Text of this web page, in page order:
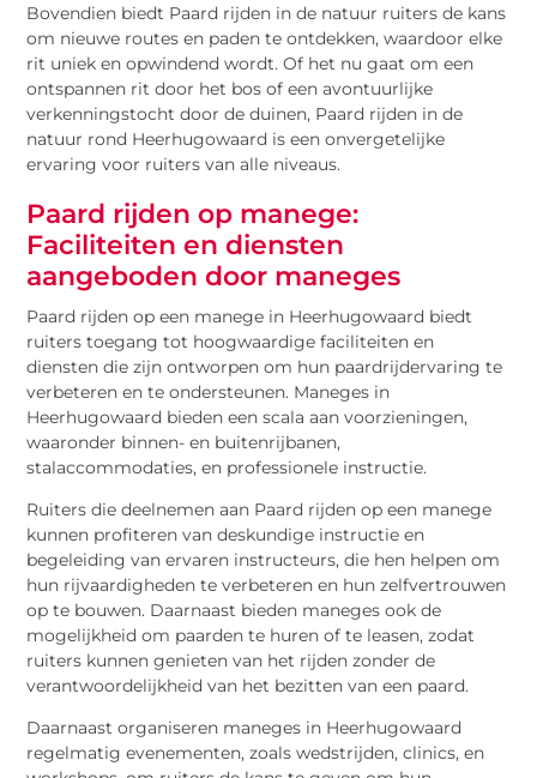
Bovendien biedt Paard rijden in de natuur ruiters de kans
om nieuwe routes en paden te ontdekken, waardoor elke
rit uniek en opwindend wordt. Of het nu gaat om een
ontspannen rit door het bos of een avontuurlijke
verkenningstocht door de duinen, Paard rijden in de
natuur rond Heerhugowaard is een onvergetelijke
ervaring voor ruiters van alle niveaus.
Paard rijden op manege:
Faciliteiten en diensten
aangeboden door maneges
Paard rijden op een manege in Heerhugowaard biedt
ruiters toegang tot hoogwaardige faciliteiten en
diensten die zijn ontworpen om hun paardrijdervaring te
verbeteren en te ondersteunen. Maneges in
Heerhugowaard bieden een scala aan voorzieningen,
waaronder binnen- en buitenrijbanen,
stalaccommodaties, en professionele instructie.
Ruiters die deelnemen aan Paard rijden op een manege
kunnen profiteren van deskundige instructie en
begeleiding van ervaren instructeurs, die hen helpen om
hun rijvaardigheden te verbeteren en hun zelfvertrouwen
op te bouwen. Daarnaast bieden maneges ook de
mogelijkheid om paarden te huren of te leasen, zodat
ruiters kunnen genieten van het rijden zonder de
verantwoordelijkheid van het bezitten van een paard.
Daarnaast organiseren maneges in Heerhugowaard
regelmatig evenementen, zoals wedstrijden, clinics, en